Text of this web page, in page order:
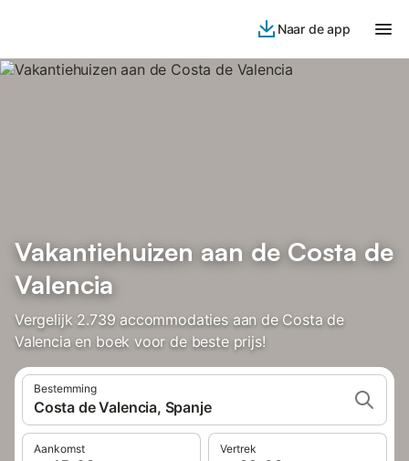
Naar de app
Vakantiehuizen aan de Costa de
Valencia
Vergelijk 2.739 accommodaties aan de Costa de
Valencia en boek voor de beste prijs!
Bestemming
Costa de Valencia, Spanje
Aankomst Vertrek